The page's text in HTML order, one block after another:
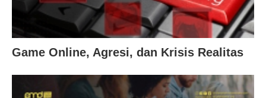
Game Online, Agresi, dan Krisis Realitas